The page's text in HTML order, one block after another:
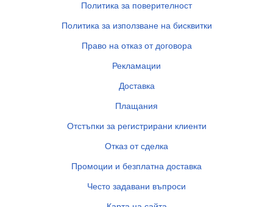
Политика за поверителност
Политика за използване на бисквитки
Право на отказ от договора
Рекламации
Доставка
Плащания
Отстъпки за регистрирани клиенти
Отказ от сделка
Промоции и безплатна доставка
Често задавани въпроси